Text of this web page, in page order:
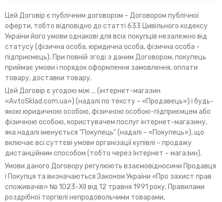
Цей Договір є публічним договором – Договором публічної
оферти, тобто відповідно до статті 633 Цивільного кодексу
України його умови однакові для всіх покупців незалежно від
статусу (фізична особа, юридична особа, фізична особа -
підприємець). При повній згоді з даним Договором, покупець
приймає умови і порядок оформлення замовлення, оплати
товару, доставки товару.
Цей Договір є угодою між ... (інтернет-магазин
«AvtoSklad.com.ua») (надалі по тексту – «Продавець») і будь-
якою юридичною особою, фізичною особою-підприємцем або
фізичною особою, користувачем послуг інтернет-магазину,
яка надалі іменується "Покупець" (надалі – «Покупець»), що
включає всі суттєві умови організації купівлі – продажу
дистанційним способом (тобто через Інтернет – магазин).
Умови даного Договору регулюють взаємовідносини Продавця
і Покупця та визначаються Законом України «Про захист прав
споживачів» № 1023-XII від 12 травня 1991 року, Правилами
роздрібної торгівлі непродовольчими товарами,